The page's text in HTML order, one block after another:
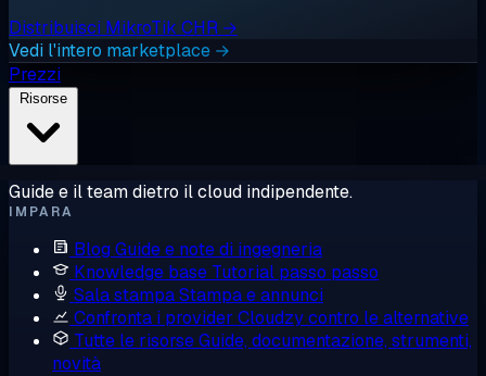
Distribuisci MikroTik CHR →
Vedi l'intero marketplace →
Prezzi
Guide e il team dietro il cloud indipendente.
IMPARA
Blog Guide e note di ingegneria
Knowledge base Tutorial passo passo
Sala stampaStampa e annunci
Confronta i provider Cloudzy contro le alternative
Tutte le risorseGuide, documentazione, strumenti,
novità